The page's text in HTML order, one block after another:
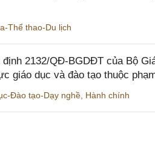
Thể thao-Du lịch
định 2132/QĐ-BGDĐT của Bộ
giáo dục và đào tạo thuộc
Đào tạo-Dạy nghề, Hành chính